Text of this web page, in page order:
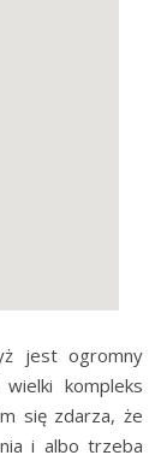
jest ogromny
kompleks
się zdarza, że
i albo trzeba